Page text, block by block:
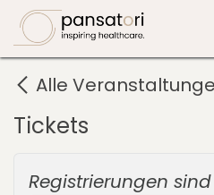
Zum Inhalt springen
Alle
Tickets
Registrierungen sind